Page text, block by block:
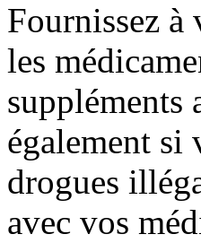
Fournissez à
les
suppléments
également si
drogues
avec vos